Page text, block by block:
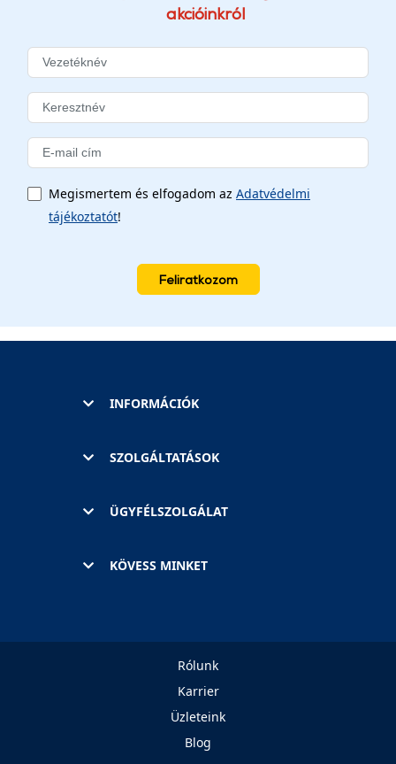
akcióinkról
Megismertem és elfogadom az Adatvédelmi
tájékoztatót!
Feliratkozom
INFORMÁCIÓK
SZOLGÁLTATÁSOK
ÜGYFÉLSZOLGÁLAT
KÖVESS MINKET
Rólunk
Karrier
Üzleteink
Blog